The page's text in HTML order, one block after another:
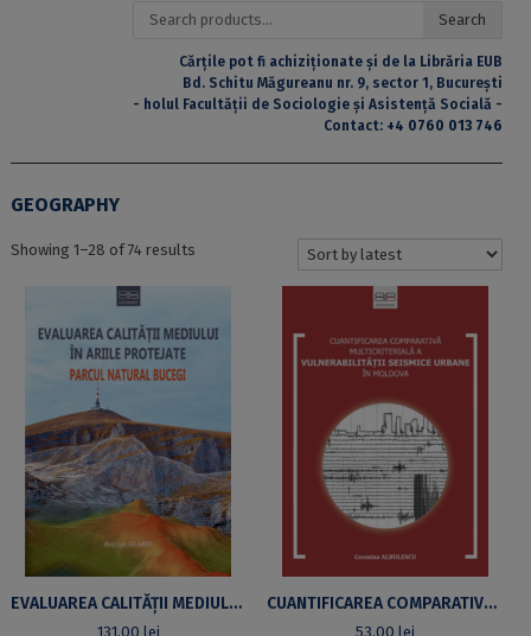
Search
Search
Cărțile pot fi achiziționate și de la Librăria EUB
Bd. Schitu Măgureanu nr. 9, sector 1, București
- holul Facultății de Sociologie și Asistență Socială -
Contact: +4 0760 013 746
GEOGRAPHY
Showing 1–28 of 74 resultsSorted
EVALUAREA CALITĂȚII MEDIULUI ÎN ARIILE PROTEJATE. PARCUL NATURAL BUCEGI
131,00 lei
CUANTIFICAREA COMPARATIVĂ MULTICRITERIALĂ A VULNERABILITĂȚII SEISMICE URBANE ÎN MOLDOVA
53,00 lei